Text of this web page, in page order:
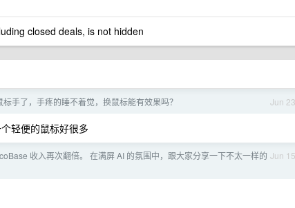
closed deals, is not hidden
Jun 23
标手了，手疼的睡不着觉，换鼠标能有效果吗？
轻便的鼠标好很多
Jun 15
收入再次翻倍。 在满屏 AI 的氛围中，跟大家分享一下不太一样的